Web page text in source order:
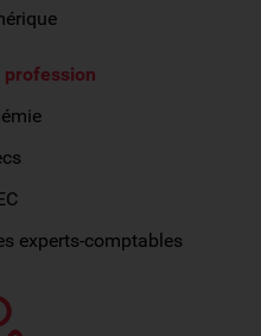
experts-comptables